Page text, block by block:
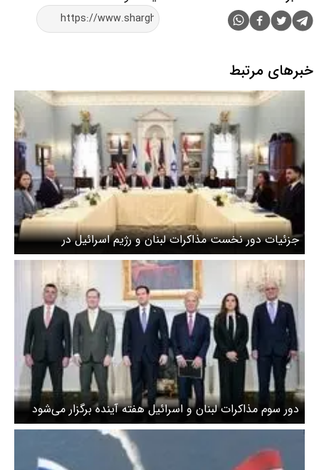
خبرهای مرتبط
جزئیات دور نخست مذاکرات لبنان و رژیم اسرائیل در
واشنگتن
دور سوم مذاکرات لبنان و اسرائیل هفته آینده برگزار می‌شود